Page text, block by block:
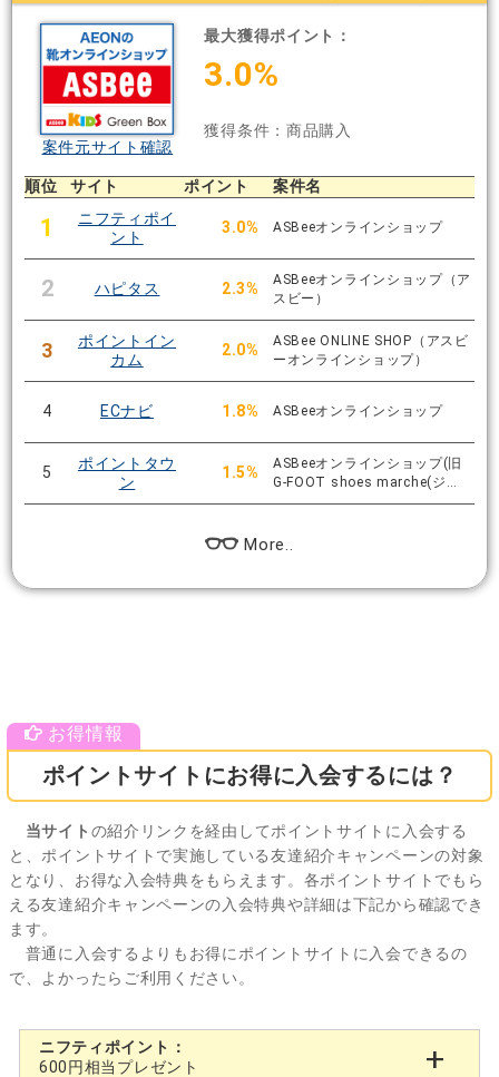
案件元サイト確認
最大獲得ポイント：
3.0%
獲得条件：商品購入
順位 サイト ポイント 案件名
1
ニフティポイ
ント
3.0% ASBeeオンラインショップ
2 ハピタス 2.3%
ASBeeオンラインショップ（ア
スビー）
3
ポイントイン
カム
2.0%
ASBee ONLINE SHOP（アスビ
ーオンラインショップ）
4 ECナビ 1.8% ASBeeオンラインショップ
5
ポイントタウ
ン
1.5%
ASBeeオンラインショップ(旧
G-FOOT shoes marche(ジ…
More..
ポイントサイトにお得に入会するには？
当サイト の紹介リンクを経由してポイントサイトに入会する
と、ポイントサイトで実施している友達紹介キャンペーンの対象
となり、お得な入会特典をもらえます。各ポイントサイトでもら
える友達紹介キャンペーンの入会特典や詳細は下記から確認でき
ます。
普通に入会するよりもお得にポイントサイトに入会できるの
で、よかったらご利用ください。
ニフティポイント：
600円相当プレゼント